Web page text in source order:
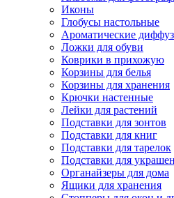
Иконы
Глобусы настольные
Ароматические
Ложки для обуви
Коврики в прихожую
Корзины для белья
Корзины для хранения
Крючки настенные
Лейки для растений
Подставки для зонтов
Подставки для книг
Подставки для тарелок
Подставки для
Органайзеры для дома
Ящики для хранения